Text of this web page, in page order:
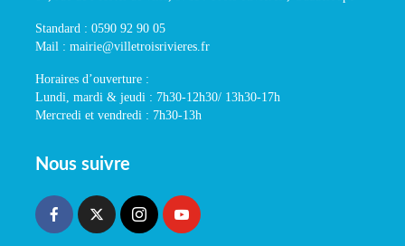
Standard : 0590 92 90 05
Mail : mairie@villetroisrivieres.fr
Horaires d’ouverture :
Lundi, mardi & jeudi : 7h30-12h30/ 13h30-17h
Mercredi et vendredi : 7h30-13h
Nous suivre